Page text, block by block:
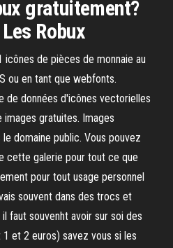
gratuitement?
Robux
de pièces de monnaie au
ou en tant que webfonts.
de données d'icônes vectorielles
gratuites. Images
domaine public. Vous pouvez
cette galerie pour tout ce que
pour tout usage personnel
souvent dans des trocs et
faut souvenht avoir sur soi des
et 2 euros) savez vous si les